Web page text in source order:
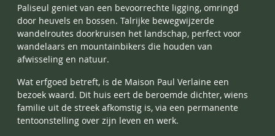
Paliseul geniet van een bevoorrechte ligging, omringd
door heuvels en bossen. Talrijke bewegwijzerde
wandelroutes doorkruisen het landschap, perfect voor
wandelaars en mountainbikers die houden van
afwisseling en natuur.
Wat erfgoed betreft, is de Maison Paul Verlaine een
bezoek waard. Dit huis eert de beroemde dichter, wiens
familie uit de streek afkomstig is, via een permanente
tentoonstelling over zijn leven en werk.